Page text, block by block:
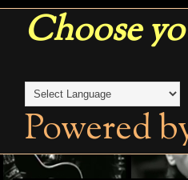
Choose
Powered